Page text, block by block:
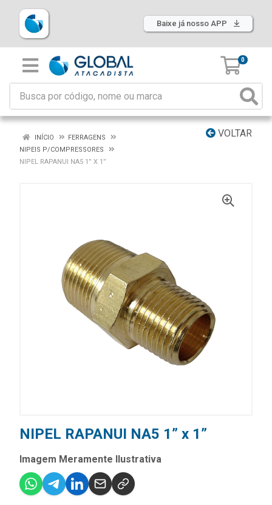
Baixe já nosso APP
0
VOLTAR
INÍCIO
FERRAGENS
NIPEIS P/COMPRESSORES
NIPEL RAPANUI NA5 1” X 1”
NIPEL RAPANUI NA5 1” x 1”
Imagem Meramente Ilustrativa